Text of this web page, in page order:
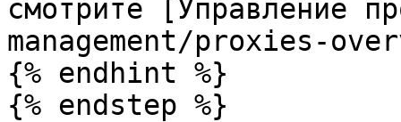
смотрите [Управление
management/proxies-
{% endhint %}
{% endstep %}